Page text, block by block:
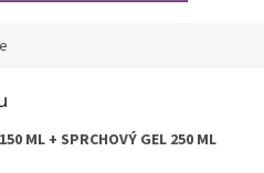
ML + SPRCHOVÝ GEL 250 ML